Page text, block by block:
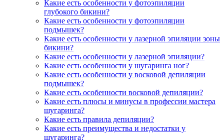
Какие есть особенности у фотоэпиляции
глубокого бикини?
Какие есть особенности у фотоэпиляции
подмышек?
Какие есть особенности у лазерной эпиляции зоны
бикини?
Какие есть особенности у лазерной эпиляции?
Какие есть особенности у шугаринга ног?
Какие есть особенности у восковой депиляции
подмышек?
Какие есть особенности восковой депиляции?
Какие есть плюсы и минусы в профессии мастера
шугаринга?
Какие есть правила депиляции?
Какие есть преимущества и недостатки у
шугаринга?